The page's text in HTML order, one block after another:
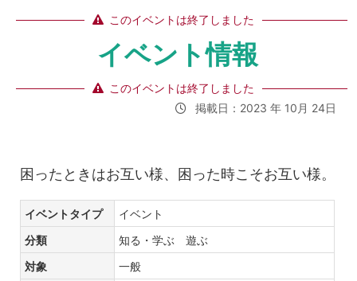
このイベントは終了しました
イベント情報
このイベントは終了しました
掲載日：2023 年 10月 24日
困ったときはお互い様、困った時こそお互い様。
イベントタイプ イベント
分類 知る・学ぶ 遊ぶ
対象 一般